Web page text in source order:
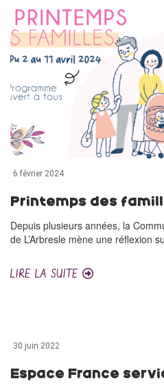
6 février 2024
Printemps des
Depuis plusieurs années, la
de L’Arbresle mène une réflexion
LIRE LA SUITE
30 juin 2022
Espace France